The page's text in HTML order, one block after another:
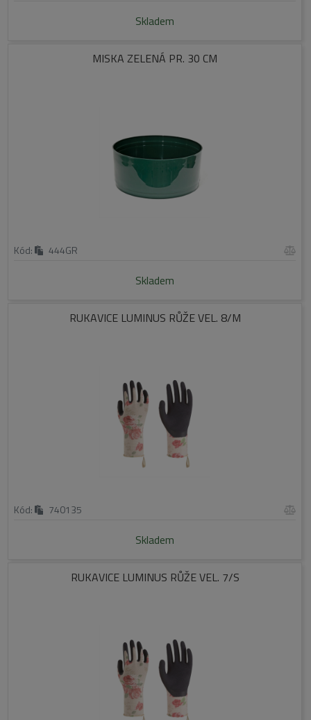
Skladem
MISKA ZELENÁ PR. 30 CM
Kód: 444GR
Skladem
RUKAVICE LUMINUS RŮŽE VEL. 8/M
Kód: 740135
Skladem
RUKAVICE LUMINUS RŮŽE VEL. 7/S